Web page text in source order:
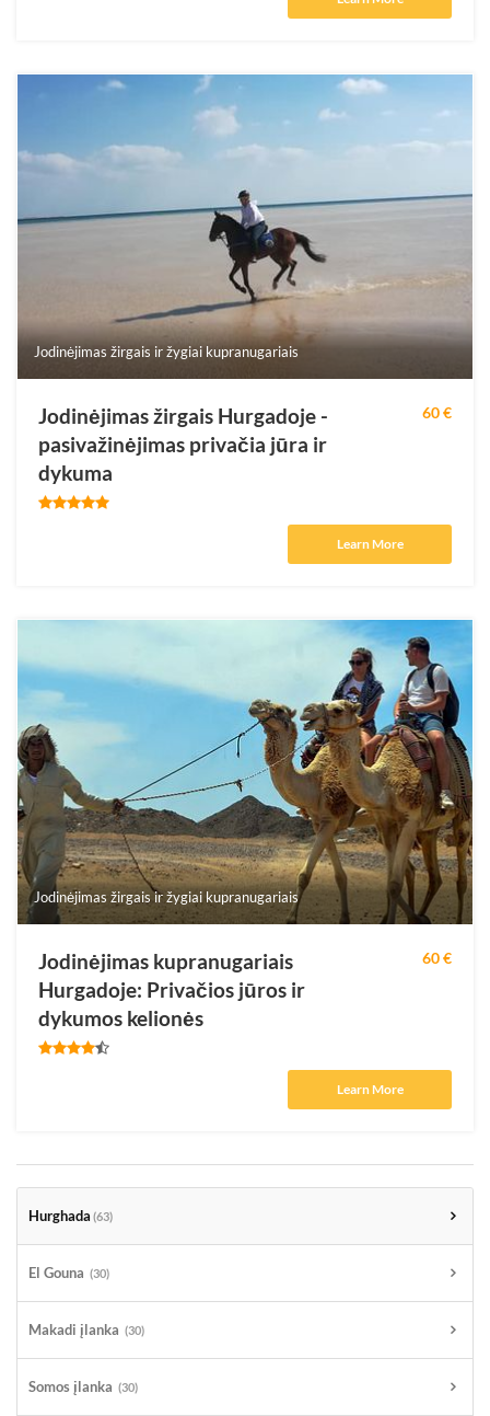
Hurghada (63)
El Gouna (30)
Makadi įlanka (30)
Somos įlanka (30)
Jodinėjimas žirgais ir žygiai kupranugariais
Jodinėjimas žirgais Hurgadoje -
pasivažinėjimas privačia jūra ir
dykuma
60 €
Learn More
Jodinėjimas žirgais ir žygiai kupranugariais
Jodinėjimas kupranugariais
Hurgadoje: Privačios jūros ir
dykumos kelionės
60 €
Learn More